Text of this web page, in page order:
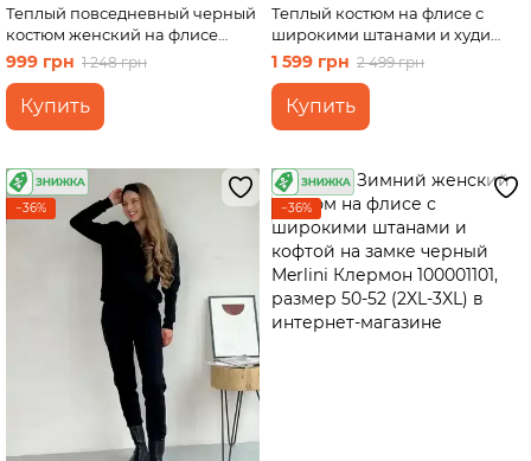
Теплый повседневный черный
костюм женский на флисе
двойка: реглан, брюки клеш
Марсала 100000200, размер
46-48
999 грн 1 248 грн
Купить
Теплый костюм на флисе с
широкими штанами и худи
черный Merlini Тулон
100001061, размер 50-52 (2XL-
3XL)
1 599 грн 2 499 грн
Купить
−36% −36%